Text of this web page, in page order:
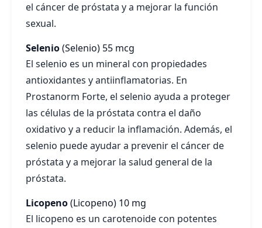
el cáncer de próstata y a mejorar la función
sexual.
Selenio(Selenio) 55 mcg
El selenio es un mineral con propiedades
antioxidantes y antiinflamatorias. En
Prostanorm Forte, el selenio ayuda a proteger
las células de la próstata contra el daño
oxidativo y a reducir la inflamación. Además, el
selenio puede ayudar a prevenir el cáncer de
próstata y a mejorar la salud general de la
próstata.
Licopeno(Licopeno) 10 mg
El licopeno es un carotenoide con potentes